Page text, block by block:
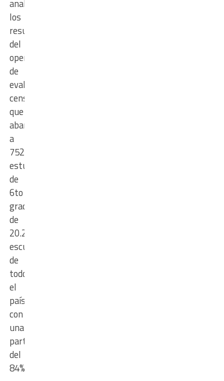
analiza
los
resultados
del
operativo
de
evaluación
censal
que
abarcó
a
752.936
estudiantes
de
6to
grado
de
20.298
escuelas
de
todo
el
país,
con
una
participación
del
84%.